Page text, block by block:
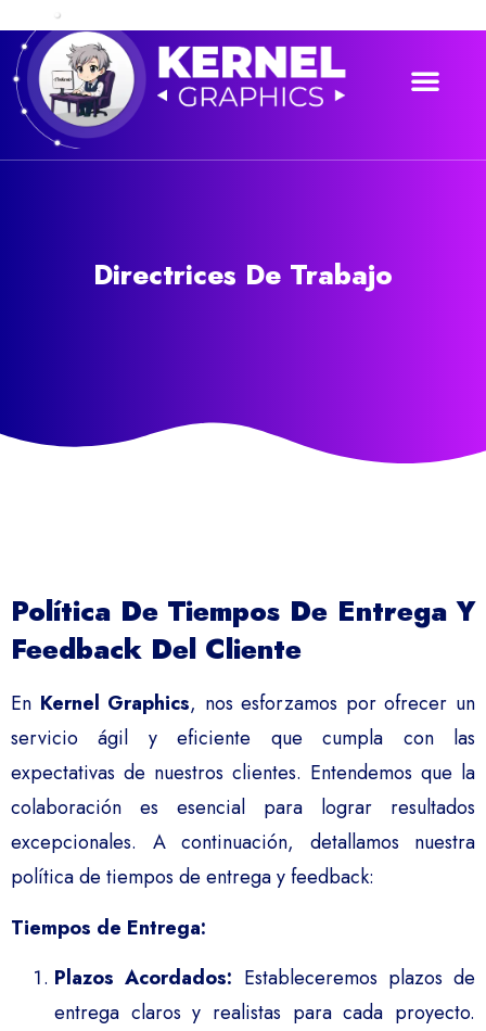
Directrices De Trabajo
Política De Tiempos De Entrega Y
Feedback Del Cliente
En Kernel Graphics, nos esforzamos por ofrecer un
servicio ágil y eficiente que cumpla con las
expectativas de nuestros clientes. Entendemos que la
colaboración es esencial para lograr resultados
excepcionales. A continuación, detallamos nuestra
política de tiempos de entrega y feedback:
Tiempos de Entrega:
Plazos Acordados: Estableceremos plazos de
entrega claros y realistas para cada proyecto.